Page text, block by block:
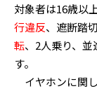
対象者は16歳以上
行違反、遮断踏
転、2人乗り、並
す。
イヤホンに関